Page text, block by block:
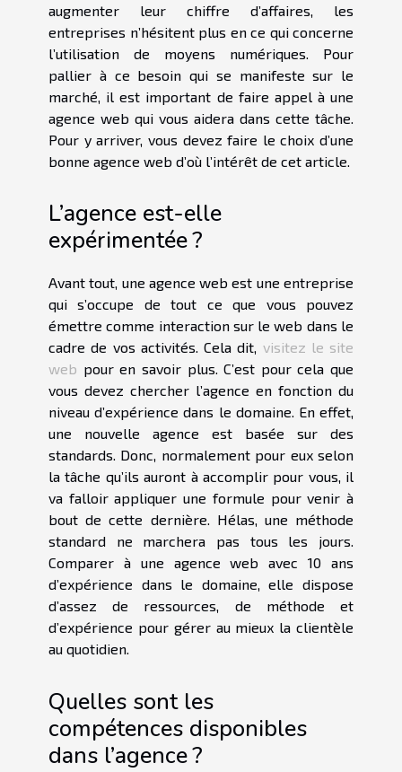
augmenter leur chiffre d’affaires, les
entreprises n’hésitent plus en ce qui concerne
l’utilisation de moyens numériques. Pour
pallier à ce besoin qui se manifeste sur le
marché, il est important de faire appel à une
agence web qui vous aidera dans cette tâche.
Pour y arriver, vous devez faire le choix d’une
bonne agence web d’où l’intérêt de cet article.
L’agence est-elle
expérimentée ?
Avant tout, une agence web est une entreprise
qui s’occupe de tout ce que vous pouvez
émettre comme interaction sur le web dans le
cadre de vos activités. Cela dit, visitez le site
web pour en savoir plus. C’est pour cela que
vous devez chercher l’agence en fonction du
niveau d’expérience dans le domaine. En effet,
une nouvelle agence est basée sur des
standards. Donc, normalement pour eux selon
la tâche qu’ils auront à accomplir pour vous, il
va falloir appliquer une formule pour venir à
bout de cette dernière. Hélas, une méthode
standard ne marchera pas tous les jours.
Comparer à une agence web avec 10 ans
d’expérience dans le domaine, elle dispose
d’assez de ressources, de méthode et
d’expérience pour gérer au mieux la clientèle
au quotidien.
Quelles sont les
compétences disponibles
dans l’agence ?